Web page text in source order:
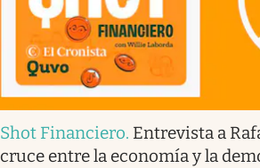
Shot Financiero. Entrevista a
cruce entre la economía y la